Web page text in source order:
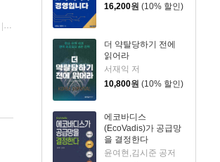
16,200원 (10% 할인)
더 약탈당하기 전에
읽어라
서재익 저
10,800원 (10% 할인)
에코바디스
(EcoVadis)가 공급망
을 결정한다
윤여현,김시준 공저
오팬하우스